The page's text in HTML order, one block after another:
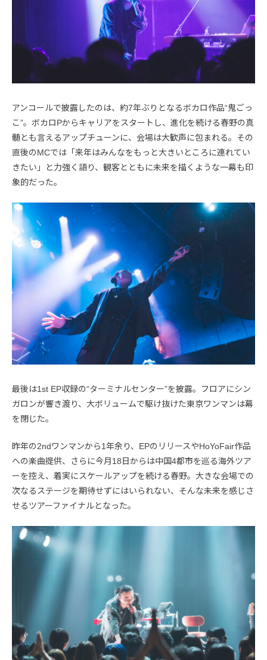
アンコールで披露したのは、約7年ぶりとなるボカロ作品“鬼ごっ
こ”。ボカロPからキャリアをスタートし、進化を続ける春野の真
髄とも言えるアップチューンに、会場は大歓声に包まれる。その
直後のMCでは「来年はみんなをもっと大きいところに連れてい
きたい」と力強く語り、観客とともに未来を描くような一幕も印
象的だった。
最後は1st EP収録の“ターミナルセンター”を披露。フロアにシン
ガロンが響き渡り、大ボリュームで駆け抜けた東京ワンマンは幕
を閉じた。
昨年の2ndワンマンから1年余り、EPのリリースやHoYoFair作品
への楽曲提供、さらに今月18日からは中国4都市を巡る海外ツア
ーを控え、着実にスケールアップを続ける春野。大きな会場での
次なるステージを期待せずにはいられない、そんな未来を感じさ
せるツアーファイナルとなった。